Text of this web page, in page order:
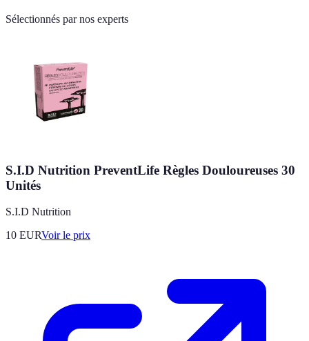
Sélectionnés par nos experts
S.I.D Nutrition PreventLife Règles Douloureuses 30
Unités
S.I.D Nutrition
10 EURVoir le prix